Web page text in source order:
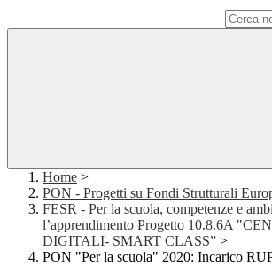
Home >
PON - Progetti su Fondi Strutturali
FESR - Per la scuola, competenze e
l’apprendimento Progetto 10.8.6A
DIGITALI- SMART CLASS” >
PON "Per la scuola" 2020: Incarico